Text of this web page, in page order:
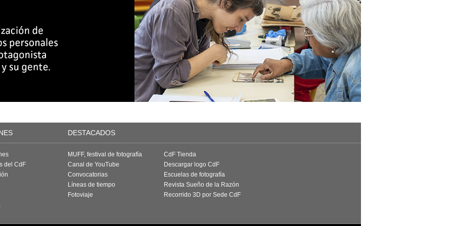
DESTACADOS
del CdF
MUFF, festival de fotografía
Canal de YouTube
Convocatorias
Líneas de tiempo
Fotoviaje
CdF Tienda
Descargar logo CdF
Escuelas de fotografía
Revista Sueño de la Razón
Recorrido 3D por Sede CdF